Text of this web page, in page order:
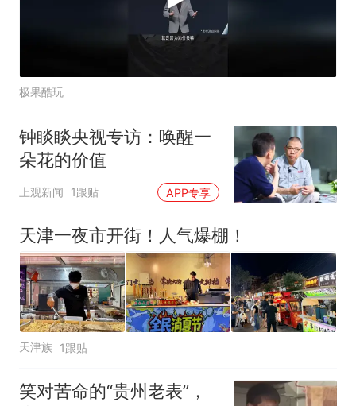
极果酷玩
钟睒睒央视专访：唤醒一
朵花的价值
上观新闻 1跟贴 APP专享
天津一夜市开街！人气爆棚！
天津族 1跟贴
笑对苦命的“贵州老表”，